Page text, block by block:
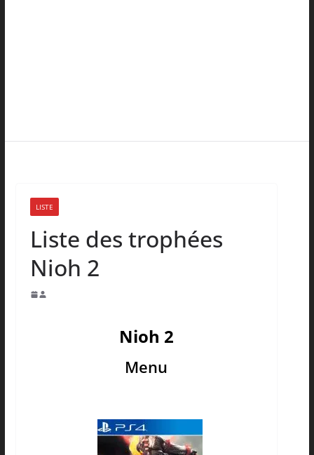
LISTE
Liste des trophées
Nioh 2
Nioh 2
Menu